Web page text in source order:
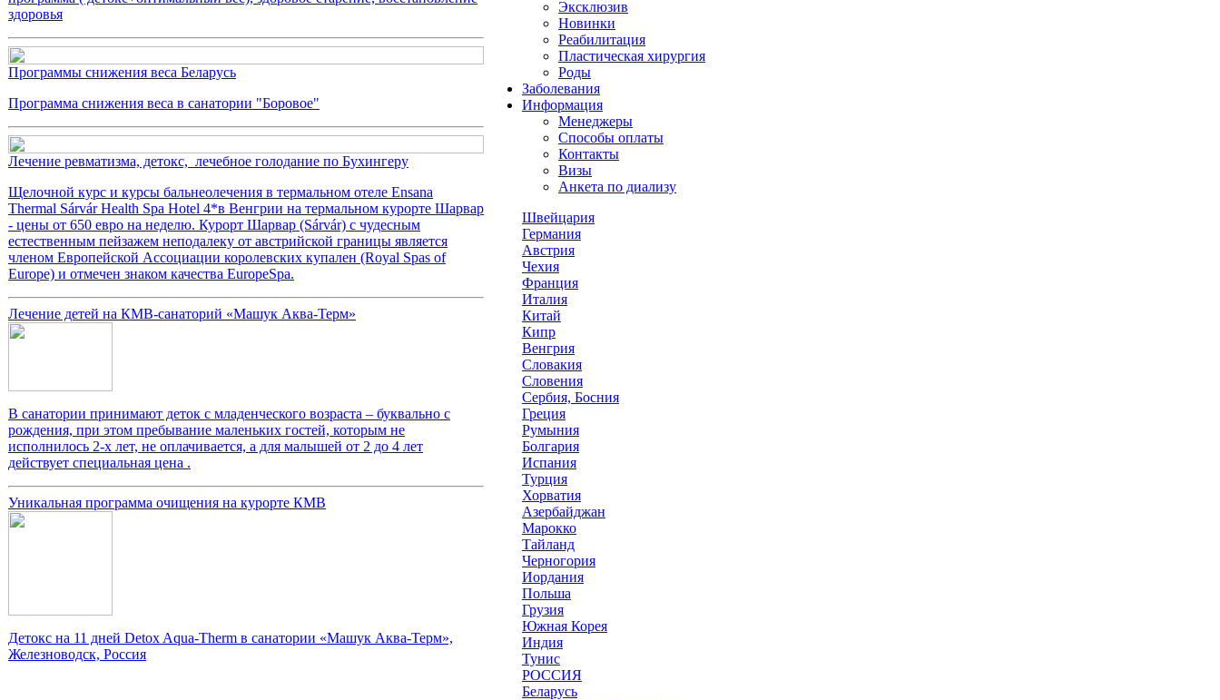
здоровья
Программы снижения веса Беларусь
Программа снижения веса в санатории "Боровое"
Лечение ревматизма, детокс, лечебное голодание по Бухингеру
Щелочной курс и курсы бальнеолечения в термальном отеле Ensana
Thermal Sárvár Health Spa Hotel 4*в Венгрии на термальном курорте Шарвар
- цены от 650 евро на неделю. Курорт Шарвар (Sárvár) с чудесным
естественным пейзажем неподалеку от австрийской границы является
членом Европейской Ассоциации королевских купален (Royal Spas of
Europe) и отмечен знаком качества EuropeSpa.
Лечение детей на КМВ-санаторий «Машук Аква-Терм»
В санатории принимают деток с младенческого возраста – буквально с
рождения, при этом пребывание маленьких гостей, которым не
исполнилось 2-х лет, не оплачивается, а для малышей от 2 до 4 лет
действует специальная цена .
Уникальная программа очищения на курорте КМВ
Детокс на 11 дней Detox Aqua-Therm в санатории «Машук Аква-Терм»,
Железноводск, Россия
Эксклюзив
Новинки
Реабилитация
Пластическая хирургия
Роды
Заболевания
Информация
Менеджеры
Способы оплаты
Контакты
Визы
Анкета по диализу
Швейцария
Германия
Австрия
Чехия
Франция
Италия
Китай
Кипр
Венгрия
Словакия
Словения
Сербия, Босния
Греция
Румыния
Болгария
Испания
Турция
Хорватия
Азербайджан
Марокко
Тайланд
Черногория
Иордания
Польша
Грузия
Южная Корея
Индия
Тунис
РОССИЯ
Беларусь